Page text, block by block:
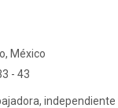
México
- 43
independiente